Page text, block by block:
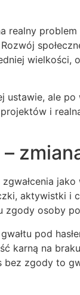
realny
ustawie, ale
i
aktywistki
zgody osoby
pod
karną na
zgody to